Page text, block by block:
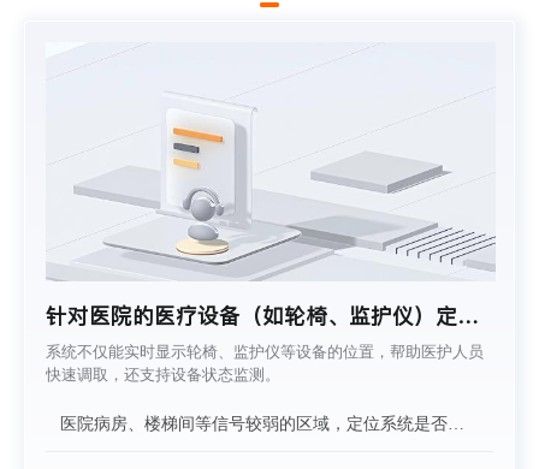
针对医院的医疗设备（如轮椅、监护仪）定
位，系统能否实时显示设备位置，还能提供设
备使用状态、续航提醒等功能吗？
系统不仅能实时显示轮椅、监护仪等设备的位置，帮助医护人员
快速调取，还支持设备状态监测。
医院病房、楼梯间等信号较弱的区域，定位系统是否能